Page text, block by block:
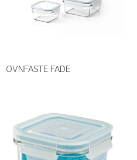
OVNFASTE FADE